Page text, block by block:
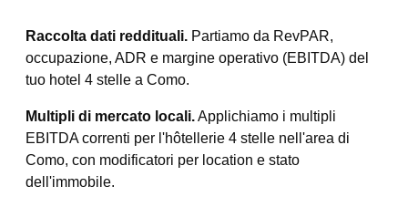
Raccolta dati reddituali. Partiamo da RevPAR,
occupazione, ADR e margine operativo (EBITDA) del
tuo hotel 4 stelle a Como.
Multipli di mercato locali.Applichiamo i multipli
EBITDA correnti per l'hôtellerie 4 stelle nell'area di
Como, con modificatori per location e stato
dell'immobile.